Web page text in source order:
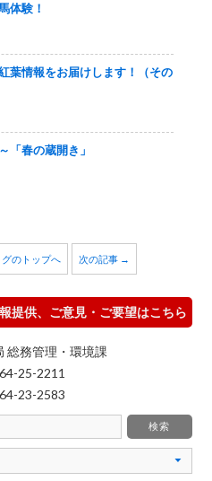
体験！
葉情報をお届けします！（その
「春の蔵開き」
グのトップへ 次の記事 →
提供、ご意見・ご要望はこちら
総務管理・環境課
25-2211
23-2583